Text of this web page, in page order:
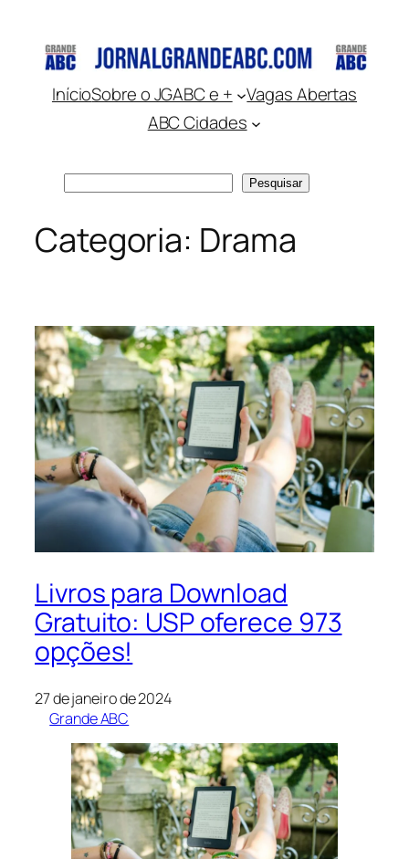
conteúdo
InícioSobre o JGABC e +
Vagas Abertas
ABC Cidades
Pesquisar
Categoria: Drama
Livros para Download
Gratuito: USP oferece 973
opções!
27 de janeiro de 2024
Grande ABC